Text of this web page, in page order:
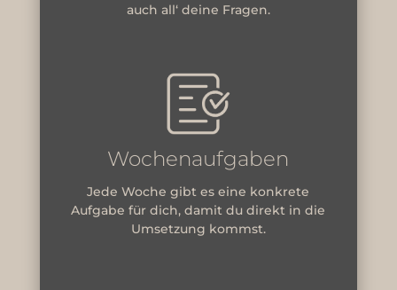
auch all‘ deine Fragen.
Wochenaufgaben
Jede Woche gibt es eine konkrete
Aufgabe für dich, damit du direkt in die
Umsetzung kommst.